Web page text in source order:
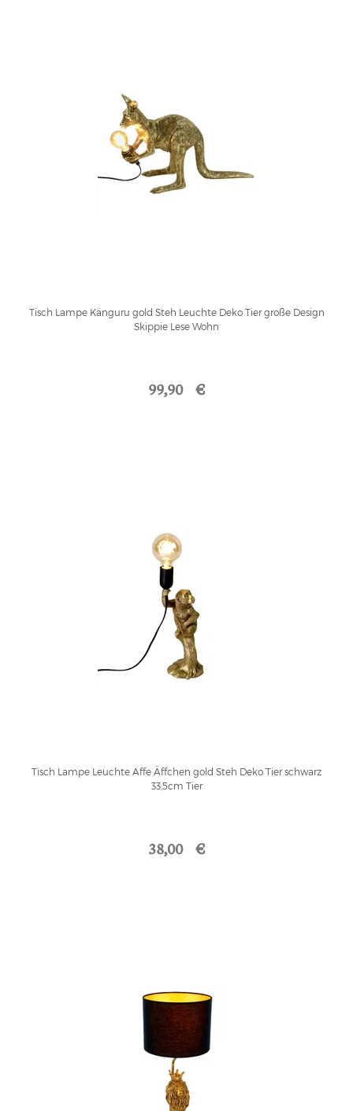
Tisch Lampe Känguru gold Steh Leuchte Deko Tier große Design
Skippie Lese Wohn
99,90 €
Tisch Lampe Leuchte Affe Äffchen gold Steh Deko Tier schwarz
33,5cm Tier
38,00 €